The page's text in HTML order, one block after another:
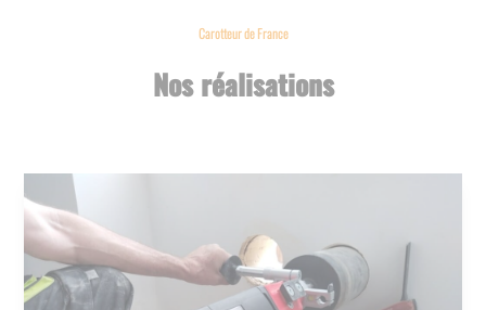
Carotteur de France
Nos réalisations